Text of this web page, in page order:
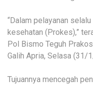
“Dalam pelayanan
kesehatan (Prokes),”
Pol Bismo Teguh
Galih Apria, Selasa (31/
Tujuannya mencegah